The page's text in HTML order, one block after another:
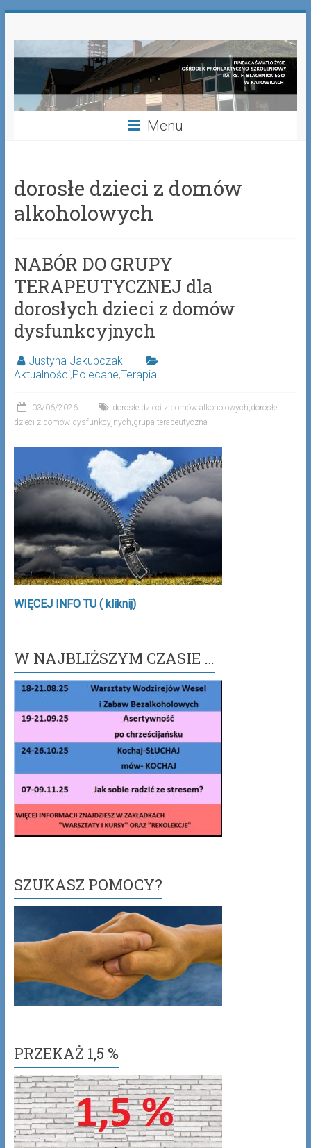
Fundacja
Światło-
Życie
Szkoleniowy
im.
ks.
Blachnickiego
w
Katowicach
Menu
dorosłe dzieci z domów
alkoholowych
NABÓR DO GRUPY
TERAPEUTYCZNEJ dla
dorosłych dzieci z domów
dysfunkcyjnych
Justyna Jakubczak
Aktualności,Polecane,Terapia
03/06/2026 dorosłe dzieci z domów alkoholowych dorosłe
dzieci z domów dysfunkcyjnych grupa terapeutyczna
WIĘCEJ INFO TU ( kliknij)
W NAJBLIŻSZYM CZASIE …
SZUKASZ POMOCY?
PRZEKAŻ 1,5 %